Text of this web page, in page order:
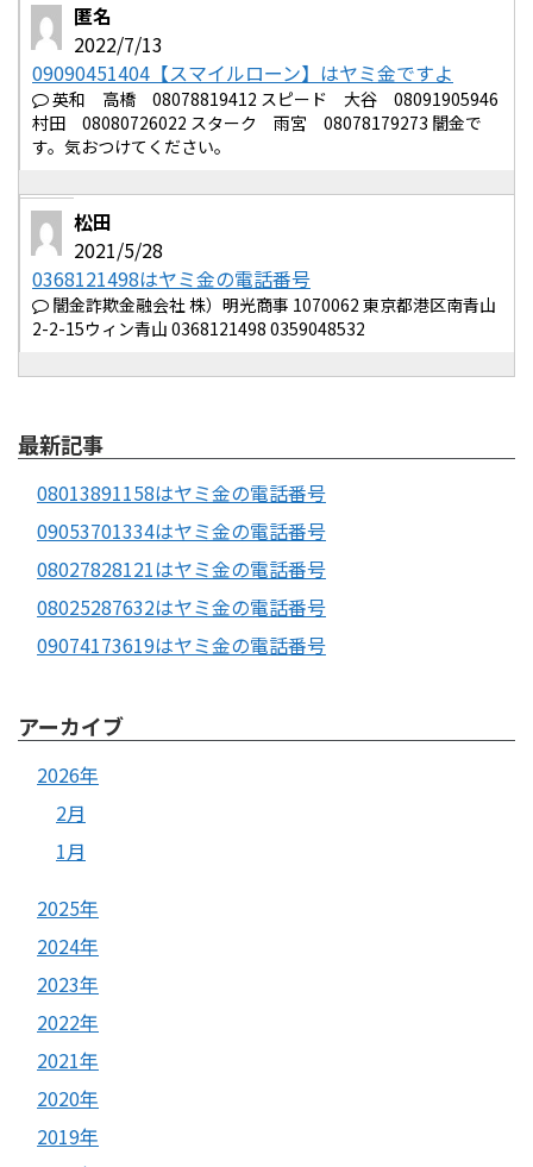
匿名
2022/7/13
09090451404【スマイルローン】はヤミ金ですよ
英和 高橋 08078819412 スピード 大谷 08091905946
村田 08080726022 スターク 雨宮 08078179273 闇金で
す。気おつけてください。
松田
2021/5/28
0368121498はヤミ金の電話番号
闇金詐欺金融会社 株）明光商事 1070062 東京都港区南青山
2-2-15ウィン青山 0368121498 0359048532
最新記事
08013891158はヤミ金の電話番号
09053701334はヤミ金の電話番号
08027828121はヤミ金の電話番号
08025287632はヤミ金の電話番号
09074173619はヤミ金の電話番号
アーカイブ
2026年
2月
1月
2025年
2024年
2023年
2022年
2021年
2020年
2019年